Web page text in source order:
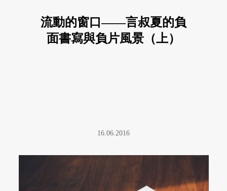
流動的窗口——言叔夏的負
面書寫與負片風景（上）
16.06.2016